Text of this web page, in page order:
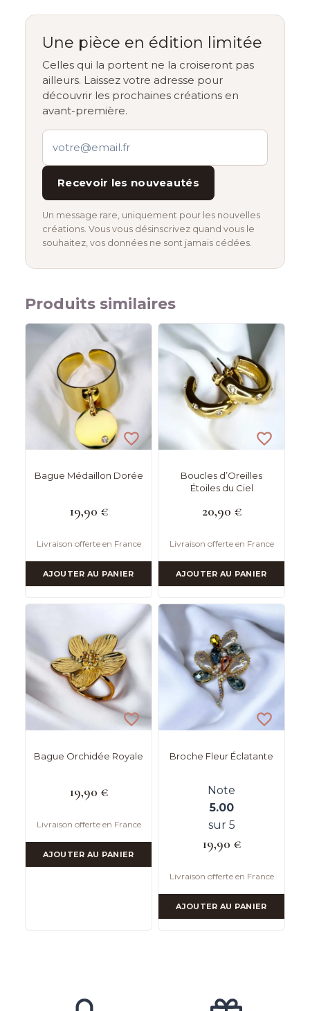
Une pièce en édition limitée
Celles qui la portent ne la croiseront pas
ailleurs. Laissez votre adresse pour
découvrir les prochaines créations en
avant-première.
Recevoir les nouveautés
Un message rare, uniquement pour les nouvelles
créations. Vous vous désinscrivez quand vous le
souhaitez, vos données ne sont jamais cédées.
Produits similaires
Bague Médaillon Dorée
19,90 €
Livraison offerte en France
AJOUTER AU PANIER
Boucles d’Oreilles
Étoiles du Ciel
20,90 €
Livraison offerte en France
AJOUTER AU PANIER
Bague Orchidée Royale
19,90 €
Livraison offerte en France
AJOUTER AU PANIER
Broche Fleur Éclatante
Note
5.00
sur 5
19,90 €
Livraison offerte en France
AJOUTER AU PANIER